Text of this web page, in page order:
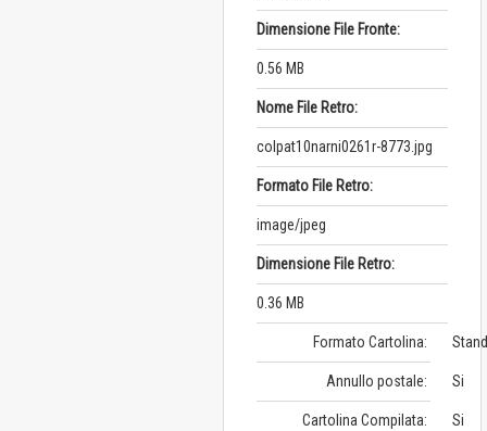
Dimensione File Fronte:
0.56 MB
Nome File Retro:
colpat10narni0261r-8773.jpg
Formato File Retro:
image/jpeg
Dimensione File Retro:
0.36 MB
Formato Cartolina:
Annullo postale: Si
Cartolina Compilata: Si